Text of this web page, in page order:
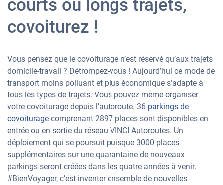
courts ou longs trajets,
covoiturez !
Vous pensez que le covoiturage n’est réservé qu’aux trajets
domicile-travail ? Détrompez-vous ! Aujourd’hui ce mode de
transport moins polluant et plus économique s’adapte à
tous les types de trajets. Vous pouvez même organiser
votre covoiturage depuis l’autoroute. 36 parkings de
covoiturage comprenant 2897 places sont disponibles en
entrée ou en sortie du réseau VINCI Autoroutes. Un
déploiement qui se poursuit puisque 3000 places
supplémentaires sur une quarantaine de nouveaux
parkings seront créées dans les quatre années à venir.
#BienVoyager, c’est inventer ensemble de nouvelles